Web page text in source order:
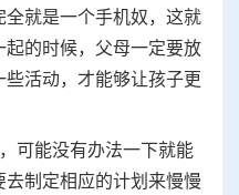
就是一个手机奴，这就
的时候，父母一定要放
活动，才能够让孩子更
可能没有办法一下就能
制定相应的计划来慢慢